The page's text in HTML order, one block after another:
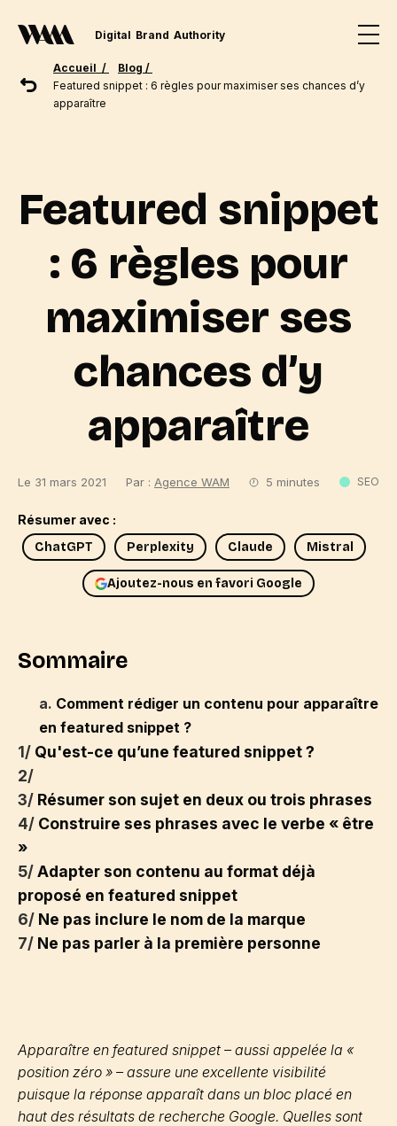
Digital Brand Authority
Accueil /
Blog /
Featured snippet : 6 règles pour maximiser ses chances d’y
apparaître
Featured snippet
: 6 règles pour
maximiser ses
chances d’y
apparaître
Le 31 mars 2021 Par : Agence WAM 5 minutes SEO
Résumer avec :
ChatGPT
Perplexity Claude Mistral
Ajoutez-nous en favori Google
Sommaire
a. Comment rédiger un contenu pour apparaître
en featured snippet ?
1/ Qu'est-ce qu’une featured snippet ?
2/
3/ Résumer son sujet en deux ou trois phrases
4/ Construire ses phrases avec le verbe « être
»
5/Adapter son contenu au format déjà
proposé en featured snippet
6/ Ne pas inclure le nom de la marque
7/ Ne pas parler à la première personne
Apparaître en featured snippet – aussi appelée la «
position zéro » – assure une excellente visibilité
puisque la réponse apparaît dans un bloc placé en
haut des résultats de recherche Google. Quelles sont